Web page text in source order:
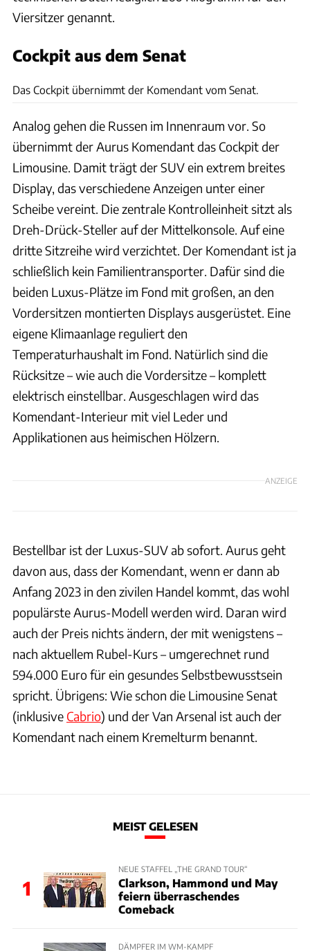
Viersitzer genannt.
Cockpit aus dem Senat
Das Cockpit übernimmt der Komendant vom Senat.
Analog gehen die Russen im Innenraum vor. So
übernimmt der Aurus Komendant das Cockpit der
Limousine. Damit trägt der SUV ein extrem breites
Display, das verschiedene Anzeigen unter einer
Scheibe vereint. Die zentrale Kontrolleinheit sitzt als
Dreh-Drück-Steller auf der Mittelkonsole. Auf eine
dritte Sitzreihe wird verzichtet. Der Komendant ist ja
schließlich kein Familientransporter. Dafür sind die
beiden Luxus-Plätze im Fond mit großen, an den
Vordersitzen montierten Displays ausgerüstet. Eine
eigene Klimaanlage reguliert den
Temperaturhaushalt im Fond. Natürlich sind die
Rücksitze – wie auch die Vordersitze – komplett
elektrisch einstellbar. Ausgeschlagen wird das
Komendant-Interieur mit viel Leder und
Applikationen aus heimischen Hölzern.
ANZEIGE
Bestellbar ist der Luxus-SUV ab sofort. Aurus geht
davon aus, dass der Komendant, wenn er dann ab
Anfang 2023 in den zivilen Handel kommt, das wohl
populärste Aurus-Modell werden wird. Daran wird
auch der Preis nichts ändern, der mit wenigstens –
nach aktuellem Rubel-Kurs – umgerechnet rund
594.000 Euro für ein gesundes Selbstbewusstsein
spricht. Übrigens: Wie schon die Limousine Senat
(inklusive Cabrio) und der Van Arsenal ist auch der
Komendant nach einem Kremelturm benannt.
MEIST GELESEN
1
NEUE STAFFEL „THE GRAND TOUR“
Clarkson, Hammond und May
feiern überraschendes
Comeback
DÄMPFER IM WM-KAMPF